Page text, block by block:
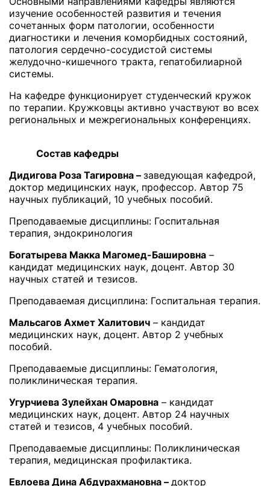
изучение особенностей развития и течения
сочетанных форм патологии, особенности
диагностики и лечения коморбидных состояний,
патология сердечно-сосудистой системы
желудочно-кишечного тракта, гепатобилиарной
системы.
На кафедре функционирует студенческий кружок
по терапии. Кружковцы активно участвуют во всех
региональных и межрегиональных конференциях.
Состав кафедры
Дидигова Роза Тагировна – заведующая кафедрой,
доктор медицинских наук, профессор. Автор 75
научных публикаций, 10 учебных пособий.
Преподаваемые дисциплины: Госпитальная
терапия, эндокринология
Богатырева Макка Магомед-Башировна –
кандидат медицинских наук, доцент. Автор 30
научных статей и тезисов.
Преподаваемая дисциплина: Госпитальная терапия.
Мальсагов Ахмет Халитович – кандидат
медицинских наук, доцент. Автор 2 учебных
пособий.
Преподаваемые дисциплины: Гематология,
поликлиническая терапия.
Угурчиева Зулейхан Омаровна – кандидат
медицинских наук, доцент. Автор 24 научных
статей и тезисов, 4 учебных пособий.
Преподаваемые дисциплины: Поликлиническая
терапия, медицинская профилактика.
Евлоева Дина Абдурахмановна – доктор